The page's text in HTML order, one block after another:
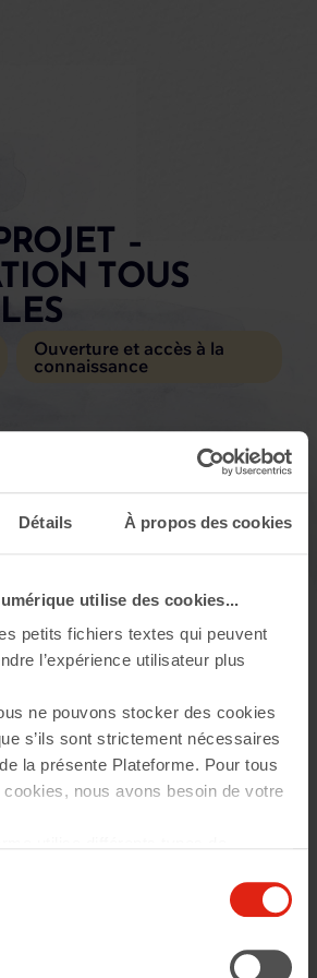
Détails À propos des cookies
utilise des cookies...
petits fichiers textes qui peuvent
l’expérience utilisateur plus
ne pouvons stocker des cookies
s’ils sont strictement nécessaires
la présente Plateforme. Pour tous
nous avons besoin de votre
sur nos pages. À tout moment,
ou retirer votre consentement.
nous sommes, comment vous
–
TOUS
Ouverture et accès à la
connaissance